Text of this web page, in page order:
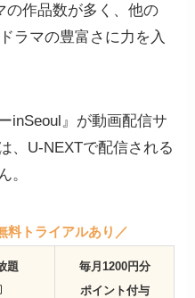
の作品数が多く、他の
ラマの豊富さに力を入
inSeoul』が動画配信サ
、U-NEXTで配信される
。
料トライアルあり／
題
毎月1200円分
ポイント付与